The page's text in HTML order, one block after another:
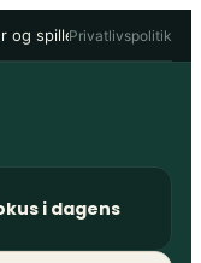
og spillere• 1. Division
Privatlivspolitik
i dagens